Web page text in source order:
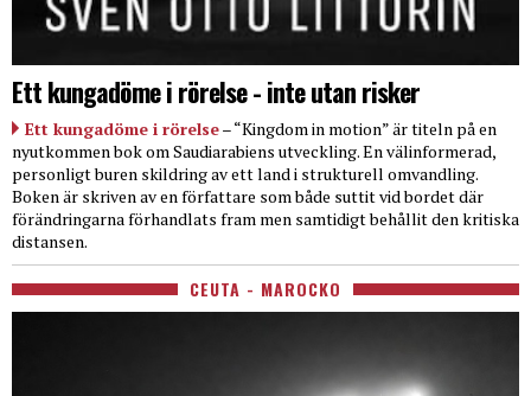
Ett kungadöme i rörelse - inte utan risker
Ett kungadöme i rörelse– “Kingdom in motion” är titeln på en
nyutkommen bok om Saudiarabiens utveckling. En välinformerad,
personligt buren skildring av ett land i strukturell omvandling.
Boken är skriven av en författare som både suttit vid bordet där
förändringarna förhandlats fram men samtidigt behållit den kritiska
distansen.
CEUTA - MAROCKO